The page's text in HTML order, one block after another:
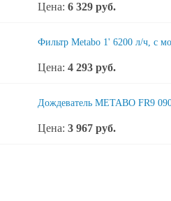
Цена: 6 329 руб.
Фильтр Metabo 1' 6200 л/ч, с
Цена: 4 293 руб.
Дождеватель METABO FR9
Цена: 3 967 руб.